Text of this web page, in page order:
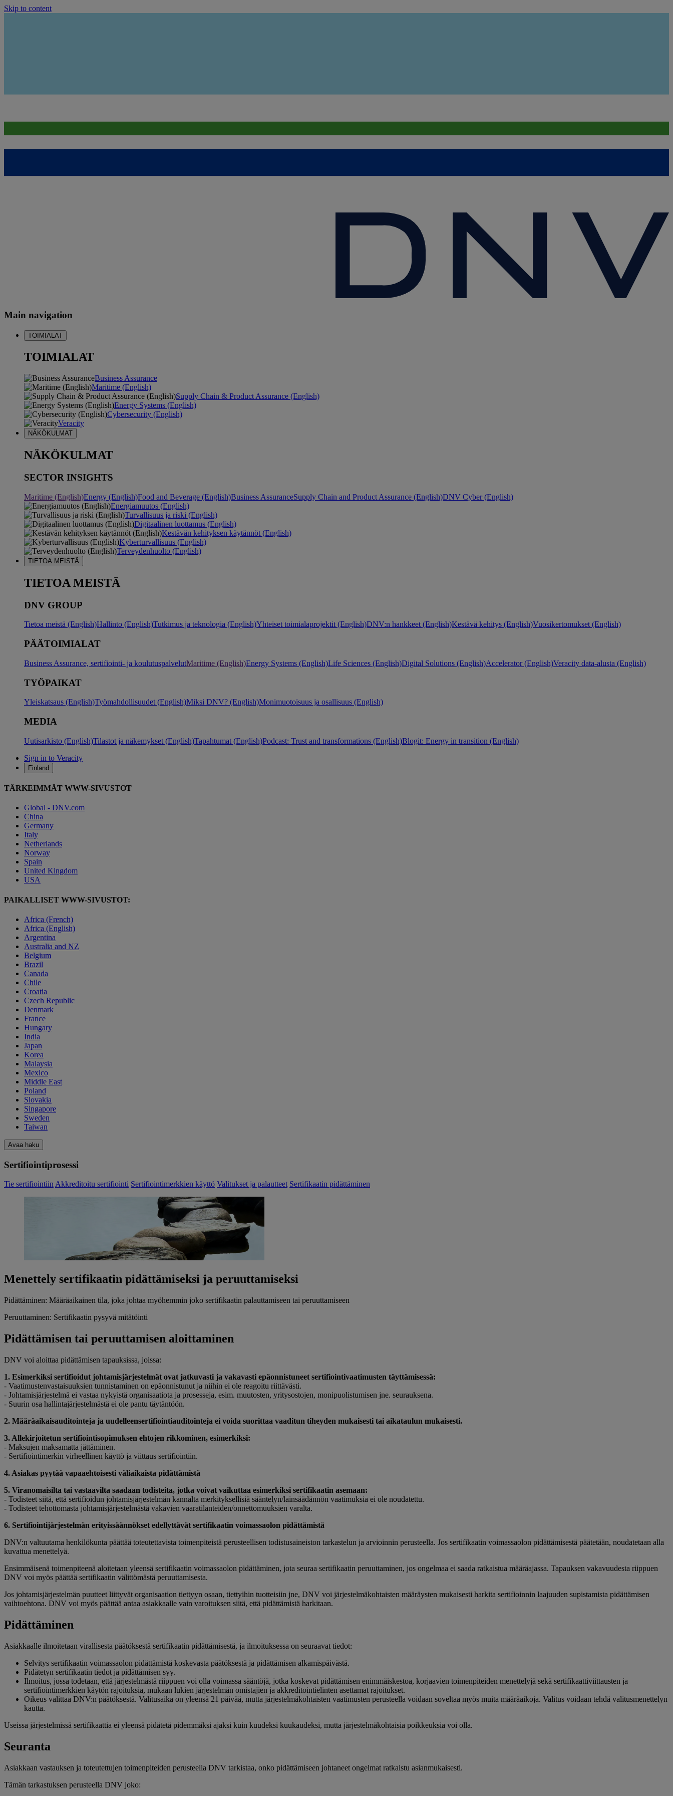
Skip to content
Main navigation
TOIMIALAT
TOIMIALAT
Business Assurance
Maritime (English)
Supply Chain & Product Assurance (English)
Energy Systems (English)
Cybersecurity (English)
Veracity
NÄKÖKULMAT
NÄKÖKULMAT
SECTOR INSIGHTS
Maritime (English)Energy (English)Food and Beverage (English)Business AssuranceSupply Chain and Product Assurance (English)DNV Cyber (English)
Energiamuutos (English)
Turvallisuus ja riski (English)
Digitaalinen luottamus (English)
Kestävän kehityksen käytännöt (English)
Kyberturvallisuus (English)
Terveydenhuolto (English)
TIETOA MEISTÄ
TIETOA MEISTÄ
DNV GROUP
Tietoa meistä (English)Hallinto (English)Tutkimus ja teknologia (English)Yhteiset toimialaprojektit (English)DNV:n hankkeet (English)Kestävä kehitys (English)Vuosikertomukset (English)
PÄÄTOIMIALAT
Business Assurance, sertifiointi- ja koulutuspalvelutMaritime (English)Energy Systems (English)Life Sciences (English)Digital Solutions (English)Accelerator (English)Veracity data-alusta (English)
TYÖPAIKAT
Yleiskatsaus (English)Työmahdollisuudet (English)Miksi DNV? (English)Monimuotoisuus ja osallisuus (English)
MEDIA
Uutisarkisto (English)Tilastot ja näkemykset (English)Tapahtumat (English)Podcast: Trust and transformations (English)Blogit: Energy in transition (English)
Sign in to Veracity
Finland
TÄRKEIMMÄT WWW-SIVUSTOT
Global - DNV.com
China
Germany
Italy
Netherlands
Norway
Spain
United Kingdom
USA
PAIKALLISET WWW-SIVUSTOT:
Africa (French)
Africa (English)
Argentina
Australia and NZ
Belgium
Brazil
Canada
Chile
Croatia
Czech Republic
Denmark
France
Hungary
India
Japan
Korea
Malaysia
Mexico
Middle East
Poland
Slovakia
Singapore
Sweden
Taiwan
Avaa haku
Sertifiointiprosessi
Tie sertifiointiin Akkreditoitu sertifiointi Sertifiointimerkkien käyttö Valitukset ja palautteet Sertifikaatin pidättäminen
Menettely sertifikaatin pidättämiseksi ja peruuttamiseksi
Pidättäminen: Määräaikainen tila, joka johtaa myöhemmin joko sertifikaatin palauttamiseen tai peruuttamiseen
Peruuttaminen: Sertifikaatin pysyvä mitätöinti
Pidättämisen tai peruuttamisen aloittaminen
DNV voi aloittaa pidättämisen tapauksissa, joissa:
1. Esimerkiksi sertifioidut johtamisjärjestelmät ovat jatkuvasti ja vakavasti epäonnistuneet sertifiointivaatimusten täyttämisessä:
- Vaatimustenvastaisuuksien tunnistaminen on epäonnistunut ja niihin ei ole reagoitu riittävästi.
- Johtamisjärjestelmä ei vastaa nykyistä organisaatiota ja prosesseja, esim. muutosten, yritysostojen, monipuolistumisen jne. seurauksena.
- Suurin osa hallintajärjestelmästä ei ole pantu täytäntöön.
2. Määräaikaisauditointeja ja uudelleensertifiointiauditointeja ei voida suorittaa vaaditun tiheyden mukaisesti tai aikataulun mukaisesti.
3. Allekirjoitetun sertifiointisopimuksen ehtojen rikkominen, esimerkiksi:
- Maksujen maksamatta jättäminen.
- Sertifiointimerkin virheellinen käyttö ja viittaus sertifiointiin.
4. Asiakas pyytää vapaaehtoisesti väliaikaista pidättämistä
5. Viranomaisilta tai vastaavilta saadaan todisteita, jotka voivat vaikuttaa esimerkiksi sertifikaatin asemaan:
- Todisteet siitä, että sertifioidun johtamisjärjestelmän kannalta merkityksellisiä sääntelyn/lainsäädännön vaatimuksia ei ole noudatettu.
- Todisteet tehottomasta johtamisjärjestelmästä vakavien vaaratilanteiden/onnettomuuksien varalta.
6. Sertifiointijärjestelmän erityissäännökset edellyttävät sertifikaatin voimassaolon pidättämistä
DNV:n valtuutama henkilökunta päättää toteutettavista toimenpiteistä perusteellisen todistusaineiston tarkastelun ja arvioinnin perusteella. Jos sertifikaatin voimassaolon pidättämisestä päätetään, noudatetaan alla
kuvattua menettelyä.
Ensimmäisenä toimenpiteenä aloitetaan yleensä sertifikaatin voimassaolon pidättäminen, jota seuraa sertifikaatin peruuttaminen, jos ongelmaa ei saada ratkaistua määräajassa. Tapauksen vakavuudesta riippuen
DNV voi myös päättää sertifikaatin välittömästä peruuttamisesta.
Jos johtamisjärjestelmän puutteet liittyvät organisaation tiettyyn osaan, tiettyihin tuotteisiin jne, DNV voi järjestelmäkohtaisten määräysten mukaisesti harkita sertifioinnin laajuuden supistamista pidättämisen
vaihtoehtona. DNV voi myös päättää antaa asiakkaalle vain varoituksen siitä, että pidättämistä harkitaan.
Pidättäminen
Asiakkaalle ilmoitetaan virallisesta päätöksestä sertifikaatin pidättämisestä, ja ilmoituksessa on seuraavat tiedot:
Selvitys sertifikaatin voimassaolon pidättämistä koskevasta päätöksestä ja pidättämisen alkamispäivästä.
Pidätetyn sertifikaatin tiedot ja pidättämisen syy.
Ilmoitus, jossa todetaan, että järjestelmästä riippuen voi olla voimassa sääntöjä, jotka koskevat pidättämisen enimmäiskestoa, korjaavien toimenpiteiden menettelyjä sekä sertifikaattiviittausten ja
sertifiointimerkkien käytön rajoituksia, mukaan lukien järjestelmän omistajien ja akkreditointielinten asettamat rajoitukset.
Oikeus valittaa DNV:n päätöksestä. Valitusaika on yleensä 21 päivää, mutta järjestelmäkohtaisten vaatimusten perusteella voidaan soveltaa myös muita määräaikoja. Valitus voidaan tehdä valitusmenettelyn
kautta.
Useissa järjestelmissä sertifikaattia ei yleensä pidätetä pidemmäksi ajaksi kuin kuudeksi kuukaudeksi, mutta järjestelmäkohtaisia poikkeuksia voi olla.
Seuranta
Asiakkaan vastauksen ja toteutettujen toimenpiteiden perusteella DNV tarkistaa, onko pidättämiseen johtaneet ongelmat ratkaistu asianmukaisesti.
Tämän tarkastuksen perusteella DNV joko: